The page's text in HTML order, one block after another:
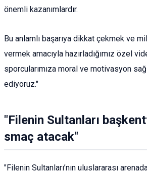
önemli kazanımlardır.
Bu anlamlı başarıya dikkat çekmek ve
vermek amacıyla hazırladığımız özel
sporcularımıza moral ve motivasyon
ediyoruz."
​"Filenin Sultanları
smaç atacak"
​"Filenin Sultanları’nın uluslararası